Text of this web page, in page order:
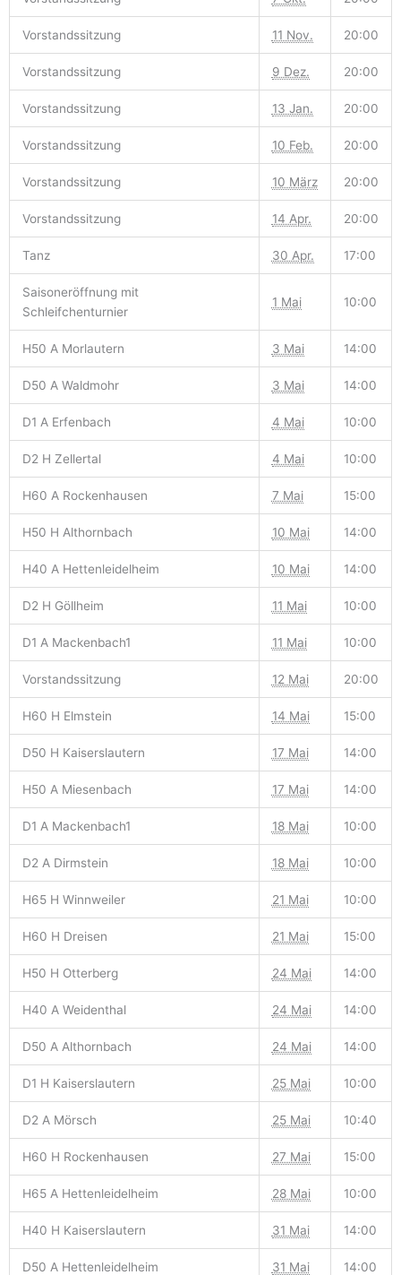
Vorstandssitzung 11 Nov. 20:00
Vorstandssitzung 9 Dez. 20:00
Vorstandssitzung 13 Jan. 20:00
Vorstandssitzung 10 Feb. 20:00
Vorstandssitzung 10 März 20:00
Vorstandssitzung 14 Apr. 20:00
Tanz 30 Apr. 17:00
Saisoneröffnung mit
Schleifchenturnier
1 Mai 10:00
H50 A Morlautern 3 Mai 14:00
D50 A Waldmohr 3 Mai 14:00
D1 A Erfenbach 4 Mai 10:00
D2 H Zellertal 4 Mai 10:00
H60 A Rockenhausen 7 Mai 15:00
H50 H Althornbach 10 Mai 14:00
H40 A Hettenleidelheim 10 Mai 14:00
D2 H Göllheim 11 Mai 10:00
D1 A Mackenbach1 11 Mai 10:00
Vorstandssitzung 12 Mai 20:00
H60 H Elmstein 14 Mai 15:00
D50 H Kaiserslautern 17 Mai 14:00
H50 A Miesenbach 17 Mai 14:00
D1 A Mackenbach1 18 Mai 10:00
D2 A Dirmstein 18 Mai 10:00
H65 H Winnweiler 21 Mai 10:00
H60 H Dreisen 21 Mai 15:00
H50 H Otterberg 24 Mai 14:00
H40 A Weidenthal 24 Mai 14:00
D50 A Althornbach 24 Mai 14:00
D1 H Kaiserslautern 25 Mai 10:00
D2 A Mörsch 25 Mai 10:40
H60 H Rockenhausen 27 Mai 15:00
H65 A Hettenleidelheim 28 Mai 10:00
H40 H Kaiserslautern 31 Mai 14:00
D50 A Hettenleidelheim 31 Mai 14:00